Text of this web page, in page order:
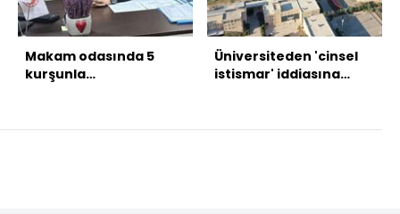
Makam odasında 5
kurşunla
Üniversiteden 'cinsel
istismar' iddiasına